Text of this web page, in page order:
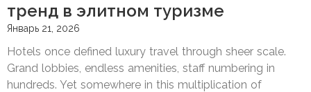
тренд в элитном туризме
Январь 21, 2026
Hotels once defined luxury travel through sheer scale.
Grand lobbies, endless amenities, staff numbering in
hundreds. Yet somewhere in this multiplication of